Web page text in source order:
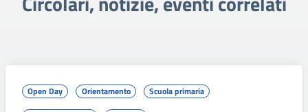
Open Day Orientamento
Scuola primaria